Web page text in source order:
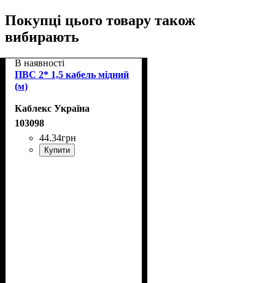
Покупці цього товару також
вибирають
В наявності
ПВС 2* 1,5 кабель мідний
(м)
Каблекс Україна
103098
44.34грн
Купити